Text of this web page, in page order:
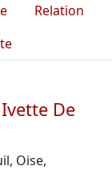
Relation
De
Oise,